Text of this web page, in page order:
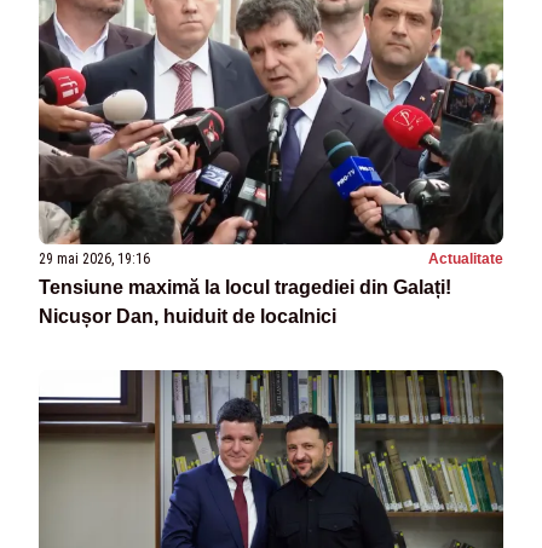
29 mai 2026, 19:16 Actualitate
Tensiune maximă la locul tragediei din Galați!
Nicușor Dan, huiduit de localnici